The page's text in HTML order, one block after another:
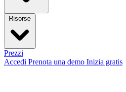
Prezzi
Accedi Prenota una demo Inizia gratis